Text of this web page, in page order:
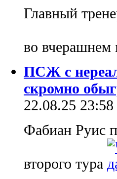
Главный
во
ПСЖ с
скромно
22.08.25 23:58
Фабиан Руис
второго тура